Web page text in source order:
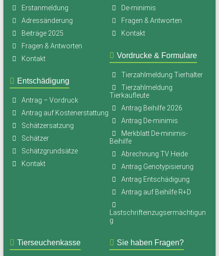
Erstanmeldung
Adressänderung
Beiträge 2025
Fragen & Antworten
Kontakt
Entschädigung
Antrag – Vordruck
Antrag auf Kostenerstattung
Schätzersatzung
Schätzer
Schätzgrundsätze
Kontakt
De-minimis
Fragen & Antworten
Kontakt
Vordrucke & Formulare
Tierzahlmeldung Tierhalter
Tierzahlmeldung
Tierkaufleute
Antrag Beihilfe 2026
Antrag De-minimis
Merkblatt De-minimis-
Beihilfe
Abrechnung TV Heide
Antrag Genotypisierung
Antrag Entschädigung
Antrag auf Beihilfe R+D
Lastschrifteinzugsermächtigun
g
Tierseuchenkasse Sie haben Fragen?